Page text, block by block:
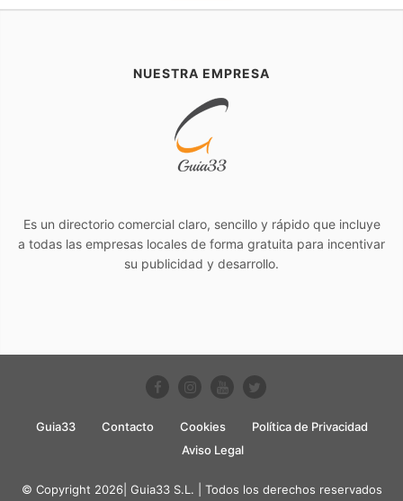
NUESTRA EMPRESA
Es un directorio comercial claro, sencillo y rápido que incluye
a todas las empresas locales de forma gratuita para incentivar
su publicidad y desarrollo.
Guia33 Contacto Cookies
Política de Privacidad
Aviso Legal
© Copyright 2026| Guia33 S.L. | Todos los derechos reservados